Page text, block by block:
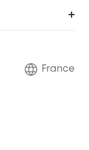
France